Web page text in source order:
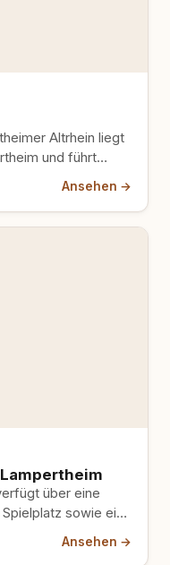
Altrhein liegt
und führt
Ansehen →
über eine
sowie eine
Ansehen →